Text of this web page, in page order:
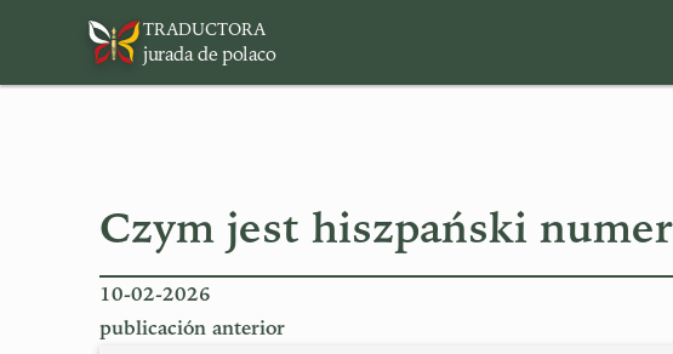
TRADUCTORA
jurada de polaco
Czym jest hiszpański
10-02-2026
publicación anterior